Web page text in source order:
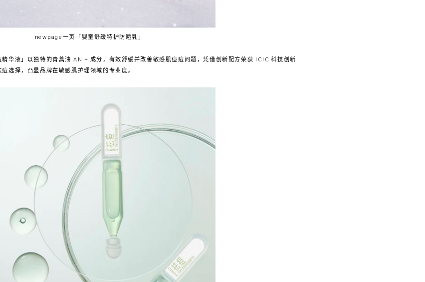
newpage一页「婴童舒缓特护防晒乳」
华液」以独特的青蒿油 AN + 成分，有效舒缓并改善敏感肌痘痘问题，凭借创新配方荣获 ICIC 科技创新
选择，凸显品牌在敏感肌护理领域的专业度。